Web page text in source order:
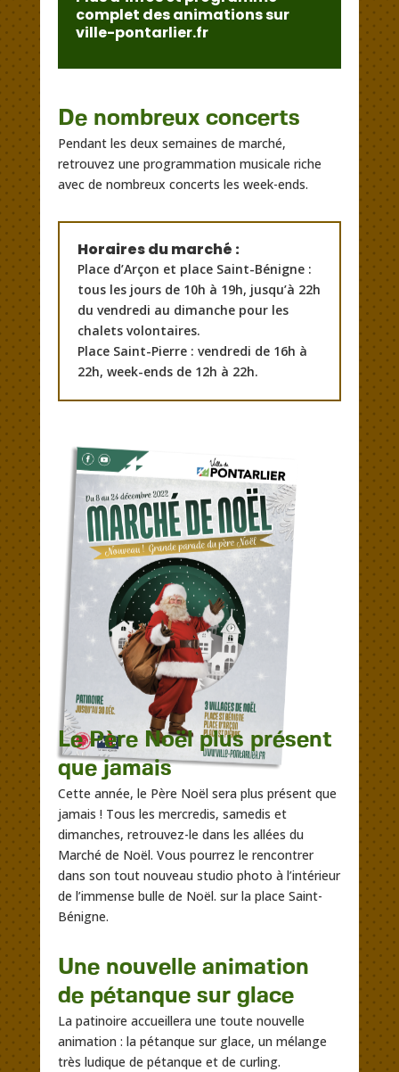
complet des animations sur
ville-pontarlier.fr
De nombreux concerts
Pendant les deux semaines de marché,
retrouvez une programmation musicale riche
avec de nombreux concerts les week-ends.
Horaires du marché :
Place d’Arçon et place Saint-Bénigne :
tous les jours de 10h à 19h, jusqu’à 22h
du vendredi au dimanche pour les
chalets volontaires.
Place Saint-Pierre : vendredi de 16h à
22h, week-ends de 12h à 22h.
Le Père Noël plus présent
que jamais
Cette année, le Père Noël sera plus présent que
jamais ! Tous les mercredis, samedis et
dimanches, retrouvez-le dans les allées du
Marché de Noël. Vous pourrez le rencontrer
dans son tout nouveau studio photo à l’intérieur
de l’immense bulle de Noël. sur la place Saint-
Bénigne.
Une nouvelle animation
de pétanque sur glace
La patinoire accueillera une toute nouvelle
animation : la pétanque sur glace, un mélange
très ludique de pétanque et de curling.